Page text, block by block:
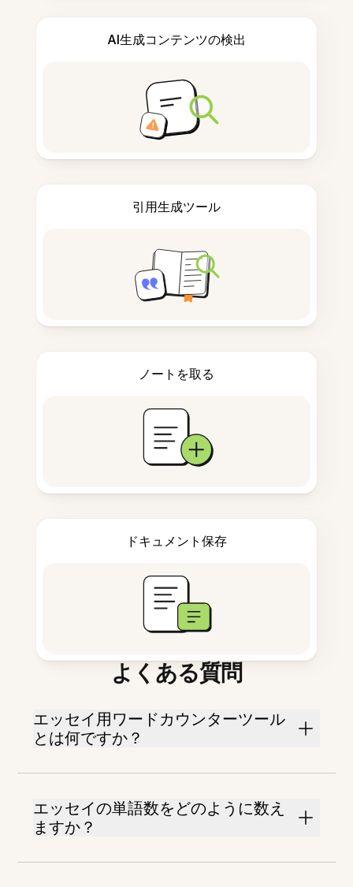
AI生成コンテンツの検出
引用生成ツール
ノートを取る
ドキュメント保存
よくある質問
エッセイ用ワードカウンターツール
とは何ですか？
エッセイの単語数をどのように数え
ますか？